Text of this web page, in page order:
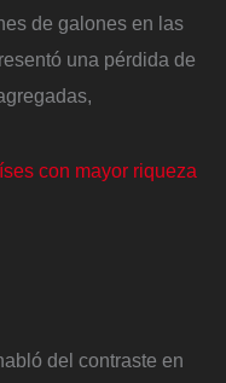
de galones en las
una pérdida de
con mayor riqueza
del contraste en